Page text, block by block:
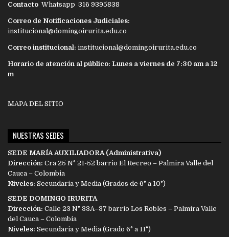
Contacto Whatsapp 316 9395838
Correo de Notificaciones Judiciales:
institucional@domingoirurita.edu.co
Correo institucional: institucional@domingoirurita.edu.co
Horario de atención al público: Lunes a viernes de 7:30 am a 12
m
MAPA DEL SITIO
NUESTRAS SEDES
SEDE MARÍA AUXILIADORA (Administrativa)
Dirección: Cra 25 N° 21-52 barrio El Recreo – Palmira Valle del
Cauca – Colombia
Niveles: Secundaria y Media (Grados de 6° a 10°)
SEDE DOMINGO IRURITA
Dirección: Calle 23 N° 33A–37 barrio Los Robles – Palmira Valle
del Cauca – Colombia
Niveles: Secundaria y Media (Grado 6° a 11°)